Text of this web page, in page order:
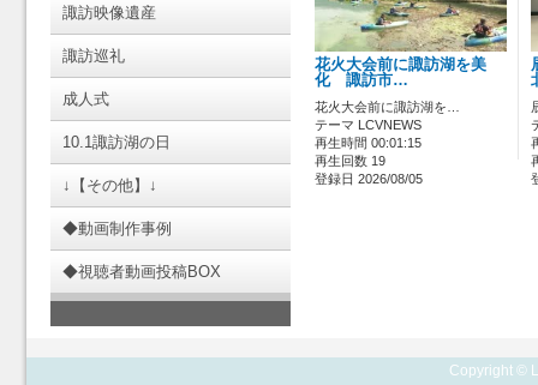
諏訪映像遺産
諏訪巡礼
成人式
10.1諏訪湖の日
↓【その他】↓
◆動画制作事例
◆視聴者動画投稿BOX
花火大会前に諏訪湖を美
化 諏訪市…
花火大会前に諏訪湖を…
テーマ LCVNEWS
再生時間 00:01:15
再生回数 19
登録日 2026/08/05
Copyright ©